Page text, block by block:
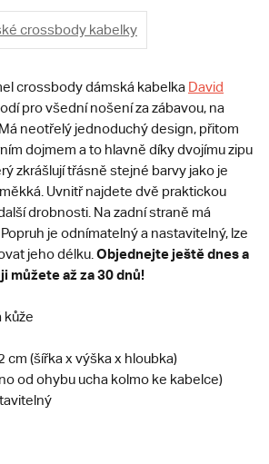
crossbody kabelky
crossbody dámská kabelka David
pro všední nošení za zábavou, na
neotřelý jednoduchý design, přitom
dojmem a to hlavně díky dvojímu zipu
zkrášlují třásně stejné barvy jako je
Uvnitř najdete dvě praktickou
drobnosti. Na zadní straně má
je odnímatelný a nastavitelný, lze
jeho délku. Objednejte ještě dnes a
až za 30 dnů!
kůže
cm (šířka x výška x hloubka)
od ohybu ucha kolmo ke kabelce)